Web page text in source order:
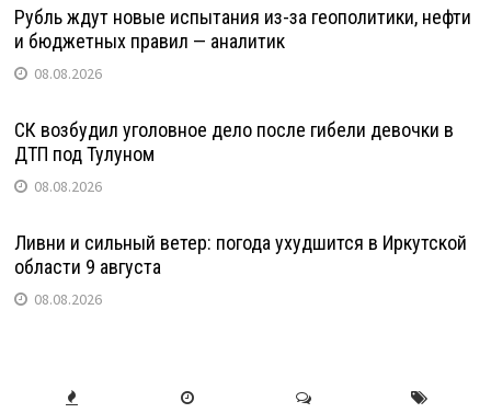
Рубль ждут новые испытания из-за геополитики, нефти
и бюджетных правил — аналитик
08.08.2026
СК возбудил уголовное дело после гибели девочки в
ДТП под Тулуном
08.08.2026
Ливни и сильный ветер: погода ухудшится в Иркутской
области 9 августа
08.08.2026